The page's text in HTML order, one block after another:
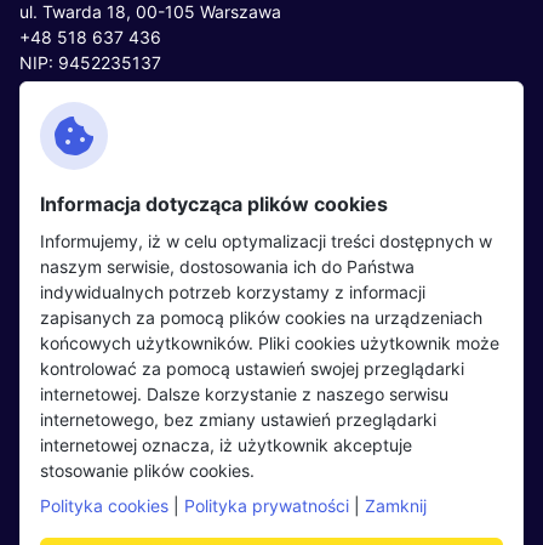
ul. Twarda 18, 00-105 Warszawa
+48 518 637 436
NIP: 9452235137
Kontakt
Facebook
Twitter
LinkedIn
Partnerzy
Wydarzenia
Kandydaci
Regulamin kandydata
Oferty pracy
Pracodawcy
Opinie o pracodawcach
Blog
Pracodawcy
Regulamin pracodawcy
Dodaj ogłoszenie
Informacja dotycząca plików cookies
Informujemy, iż w celu optymalizacji treści dostępnych w
naszym serwisie, dostosowania ich do Państwa
indywidualnych potrzeb korzystamy z informacji
zapisanych za pomocą plików cookies na urządzeniach
końcowych użytkowników. Pliki cookies użytkownik może
kontrolować za pomocą ustawień swojej przeglądarki
internetowej. Dalsze korzystanie z naszego serwisu
internetowego, bez zmiany ustawień przeglądarki
internetowej oznacza, iż użytkownik akceptuje
stosowanie plików cookies.
Polityka cookies
Polityka prywatności Zamknij